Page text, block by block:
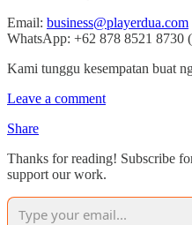
Email: business@playerdua.com
WhatsApp: +62 878 8521 8730
Kami tunggu kesempatan buat
Leave a comment
Share
Thanks for reading! Subscribe
support our work.